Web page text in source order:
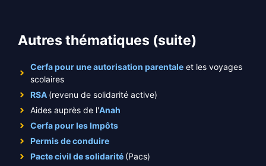
Autres thématiques (suite)
Cerfa pour une autorisation parentale et les voyages
scolaires
RSA (revenu de solidarité active)
Aides auprès de l'Anah
Cerfa pour les Impôts
Permis de conduire
Pacte civil de solidarité (Pacs)